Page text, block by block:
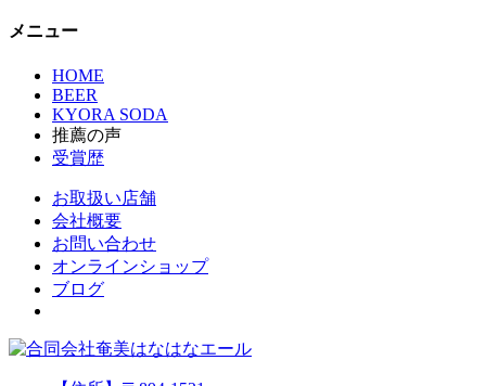
メニュー
HOME
BEER
KYORA SODA
推薦の声
受賞歴
お取扱い店舗
会社概要
お問い合わせ
オンラインショップ
ブログ